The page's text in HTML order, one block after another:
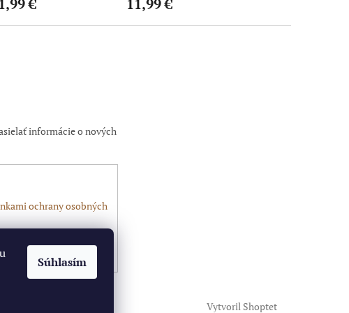
Súhlasím
€ 11,99 €
informácie o nových
ochrany osobných
Vytvoril Shoptet